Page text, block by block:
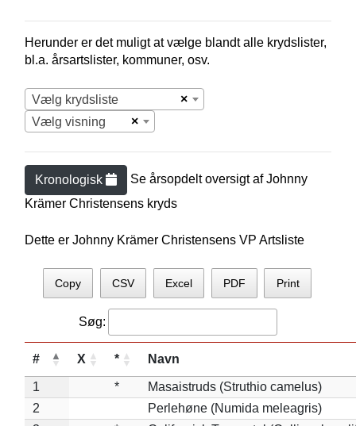
Herunder er det muligt at vælge blandt alle krydslister,
bl.a. årsartslister, kommuner, osv.
×
Vælg krydsliste
×
Vælg visning
Kronologisk Se årsopdelt oversigt afJohnny
Krämer Christensens kryds
Dette er Johnny Krämer Christensens VP Artsliste
Copy CSV Excel PDF Print
Søg:
# X * Navn
1 *
Masaistruds (Struthio camelus)
2
Perlehøne (Numida meleagris)